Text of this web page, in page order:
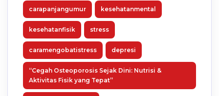
carapanjangumur kesehatanmental
kesehatanfisik stress
caramengobatistress depresi
“Cegah Osteoporosis Sejak Dini: Nutrisi &
Aktivitas Fisik yang Tepat”